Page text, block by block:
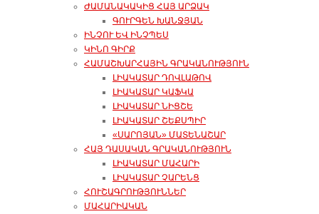
ԺԱՄԱՆԱԿԱԿԻՑ ՀԱՅ ԱՐՁԱԿ
ԳՈՒՐԳԵՆ ԽԱՆՋՅԱՆ
ԻՆՉՈՒ ԵՎ ԻՆՉՊԵՍ
ԿԻՆՈ ԳԻՐՔ
ՀԱՄԱՇԽԱՐՀԱՅԻՆ ԳՐԱԿԱՆՈՒԹՅՈՒՆ
ԼԻԱԿԱՏԱՐ ԴՈՎԼԱԹՈՎ
ԼԻԱԿԱՏԱՐ ԿԱՖԿԱ
ԼԻԱԿԱՏԱՐ ՆԻՑՇԵ
ԼԻԱԿԱՏԱՐ ՇԵՔՍՊԻՐ
«ՍԱՐՈՅԱՆ» ՄԱՏԵՆԱՇԱՐ
ՀԱՅ ԴԱՍԱԿԱՆ ԳՐԱԿԱՆՈՒԹՅՈՒՆ
ԼԻԱԿԱՏԱՐ ՄԱՀԱՐԻ
ԼԻԱԿԱՏԱՐ ՉԱՐԵՆՑ
ՀՈՒՇԱԳՐՈՒԹՅՈՒՆՆԵՐ
ՄԱՀԱՐԻԱԿԱՆ